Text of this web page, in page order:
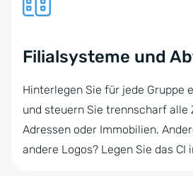
Filialsysteme und
Hinterlegen Sie für jede Gruppe
und steuern Sie trennscharf
Adressen oder Immobilien.
andere Logos? Legen Sie das CI